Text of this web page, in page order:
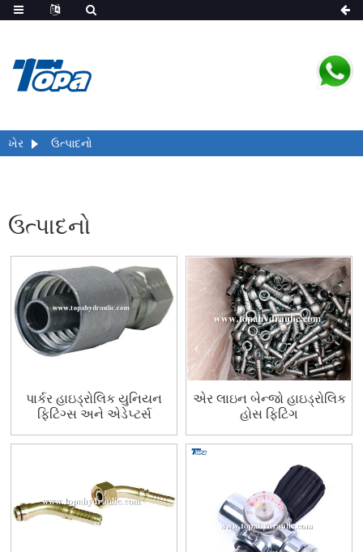
ખેર ઉત્પાદનો
ઉત્પાદનો
પાર્કર હાઇડ્રોલિક યુનિયન
ફિટિંગ્સ અને એડેપ્ટર્સ
એર લાઇન બેન્જો હાઇડ્રોલિક
હોસ ફિટિંગ